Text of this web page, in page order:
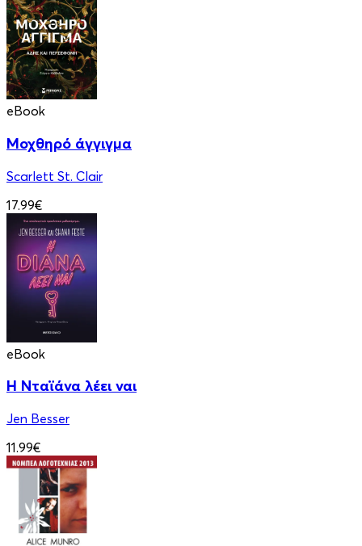
eBook
Μοχθηρό άγγιγμα
Scarlett St. Clair
17.99€
eBook
Η Νταϊάνα λέει ναι
Jen Besser
11.99€